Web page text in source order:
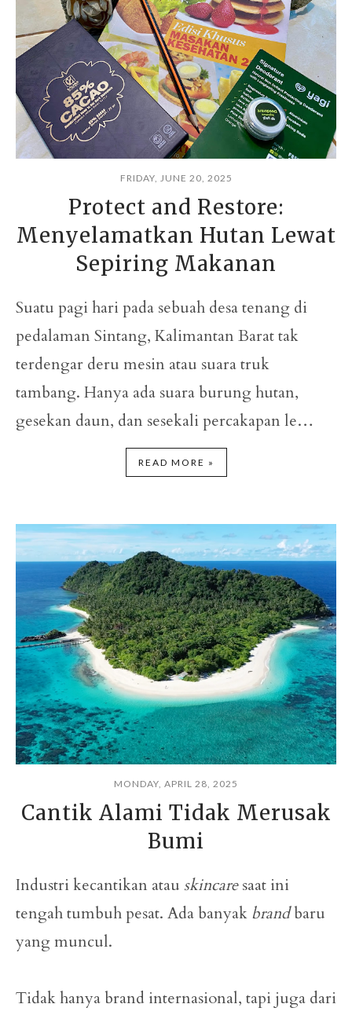
FRIDAY, JUNE 20, 2025
Protect and Restore:
Menyelamatkan Hutan Lewat
Sepiring Makanan
Suatu pagi hari pada sebuah desa tenang di
pedalaman Sintang, Kalimantan Barat tak
terdengar deru mesin atau suara truk
tambang. Hanya ada suara burung hutan,
gesekan daun, dan sesekali percakapan le…
READ MORE »
MONDAY, APRIL 28, 2025
Cantik Alami Tidak Merusak
Bumi
Industri kecantikan atau skincaresaat ini
tengah tumbuh pesat. Ada banyak brandbaru
yang muncul.
Tidak hanya brand internasional, tapi juga dari